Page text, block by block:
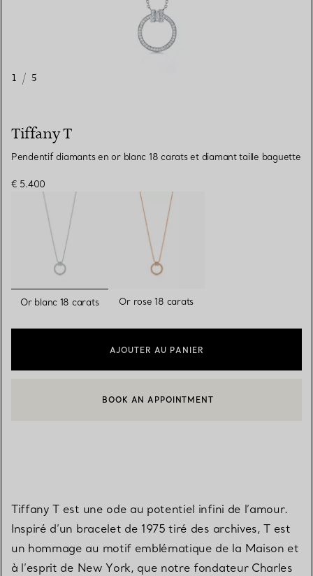
1 / 5
Tiffany T
Pendentif diamants en or blanc 18 carats et diamant taille baguette
€ 5.400
sélectionnés
Or blanc 18 carats Or rose 18 carats
AJOUTER AU PANIER
CONTACTER UN CONSEILLER CLIENT OU PRENDRE RENDEZ-
BOOK AN APPOINTMENT
Tiffany T est une ode au potentiel infini de l’amour.
Inspiré d’un bracelet de 1975 tiré des archives, T est
un hommage au motif emblématique de la Maison et
à l’esprit de New York, que notre fondateur Charles